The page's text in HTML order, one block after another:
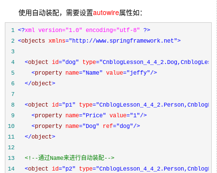
使用自动装配，需要设置autowire属性如：
1 <?xml version="1.0" encoding="utf-8" ?>
2 <objects xmlns="http://www.springframework.net">
3
4
<object id="dog" type
5
<property name="Name" value="jeffy"/>
6
</object>
7
8
<object id="p1" type
9
<property name="Price" value="1"/>
10
<property name="Dog" ref="dog"/>
11
</object>
12
13
<!--通过Name来进行自动装配-->
14
<object id="p2" type